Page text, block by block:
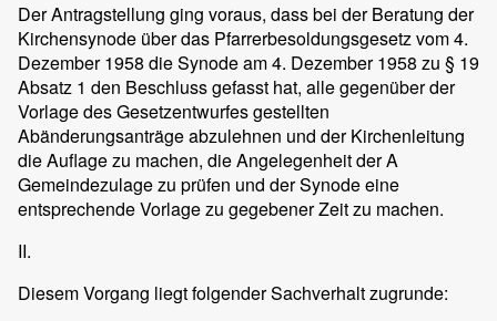
Der Antragstellung ging voraus, dass bei der Beratung der
Kirchensynode über das Pfarrerbesoldungsgesetz vom 4.
Dezember 1958 die Synode am 4. Dezember 1958 zu § 19
Absatz 1 den Beschluss gefasst hat, alle gegenüber der
Vorlage des Gesetzentwurfes gestellten
Abänderungsanträge abzulehnen und der Kirchenleitung
die Auflage zu machen, die Angelegenheit der A
Gemeindezulage zu prüfen und der Synode eine
entsprechende Vorlage zu gegebener Zeit zu machen.
II.
Diesem Vorgang liegt folgender Sachverhalt zugrunde: